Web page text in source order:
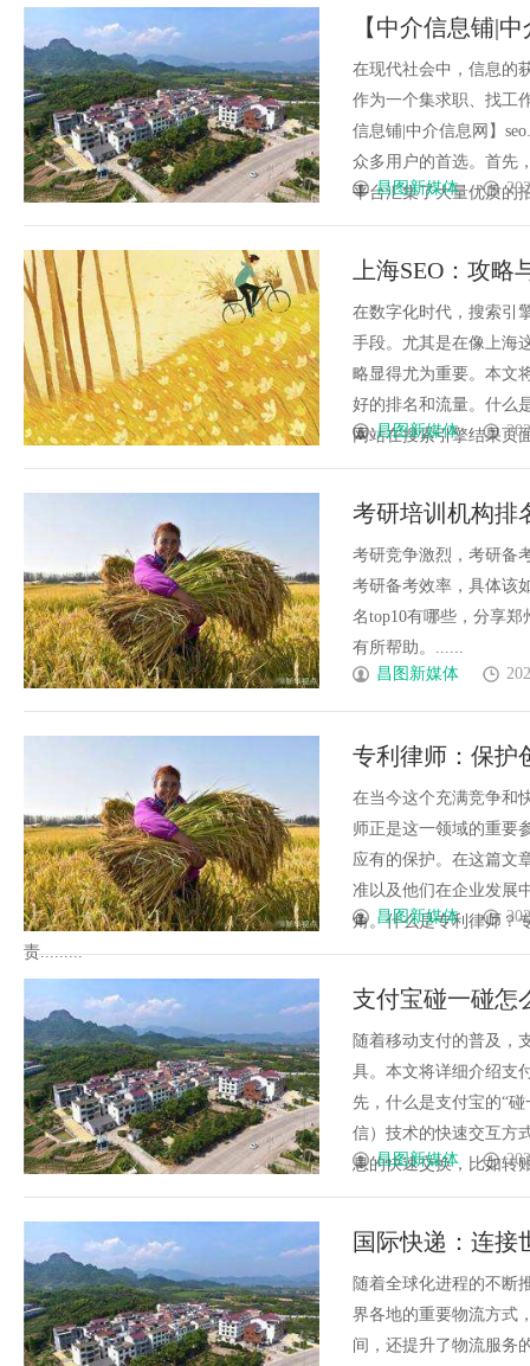
【中介信息铺|
找房与分类信息
在现代社会中，信息的
作为一个集求职、找工
信息铺|中介信息网】
众多用户的首选。首先
平台汇集了大量优质的
昌图新媒体
上海SEO：攻
在数字化时代，搜索引
手段。尤其是在像上海
略显得尤为重要。本文
好的排名和流量。什么
网站在搜索引擎结果页
昌图新媒体
考研培训机构排
好
考研竞争激烈，考研备
考研备考效率，具体该
名top10有哪些，分享
有所帮助。......
昌图新媒体
专利律师：保护
在当今这个充满竞争和
师正是这一领域的重要
应有的保护。在这篇文
准以及他们在企业发展
角。什么是专利律师？
责.........
昌图新媒体
支付宝碰一碰怎
随着移动支付的普及，
具。本文将详细介绍支
先，什么是支付宝的“
信）技术的快速交互方
息的快速交换，比如转
昌图新媒体
国际快递：连接
随着全球化进程的不断
界各地的重要物流方式
间，还提升了物流服务